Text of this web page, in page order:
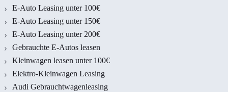
E-Auto Leasing unter 100€
E-Auto Leasing unter 150€
E-Auto Leasing unter 200€
Gebrauchte E-Autos leasen
Kleinwagen leasen unter 100€
Elektro-Kleinwagen Leasing
Audi Gebrauchtwagenleasing